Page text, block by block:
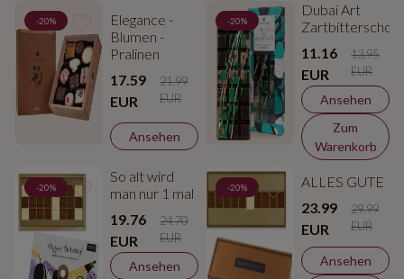
-20%
Elegance -
Blumen -
Pralinen
17.59
EUR
21.99
EUR
Ansehen
-20%
Dubai Art
11.16
EUR
13.95
EUR
Ansehen
Zum
Warenkorb
-20%
So alt wird
man nur 1 mal
19.76
EUR
24.70
EUR
Ansehen
-20%
ALLES GUTE
23.99
EUR
29.99
EUR
Ansehen